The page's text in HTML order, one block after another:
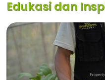
Edukasi dan